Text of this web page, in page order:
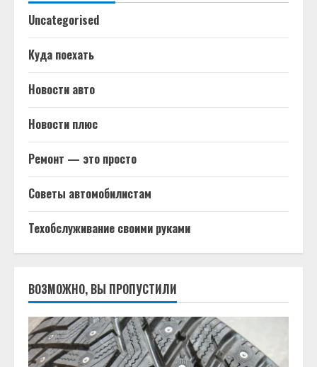
Uncategorised
Куда поехать
Новости авто
Новости плюс
Ремонт — это просто
Советы автомобилистам
Техобслуживание своими руками
ВОЗМОЖНО, ВЫ ПРОПУСТИЛИ